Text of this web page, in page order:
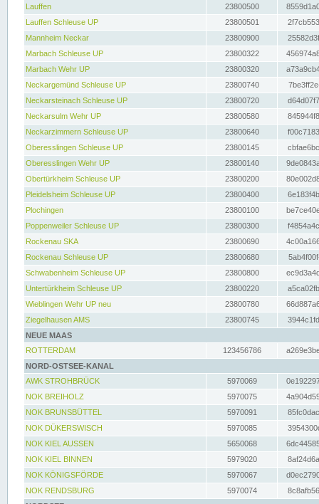
Lauffen
23800500
Lauffen Schleuse UP
23800501
Mannheim Neckar
23800900
Marbach Schleuse UP
23800322
Marbach Wehr UP
23800320
Neckargemünd Schleuse UP
23800740
Neckarsteinach Schleuse UP
23800720
Neckarsulm Wehr UP
23800580
Neckarzimmern Schleuse UP
23800640
Oberesslingen Schleuse UP
23800145
Oberesslingen Wehr UP
23800140
Obertürkheim Schleuse UP
23800200
Pleidelsheim Schleuse UP
23800400
Plochingen
23800100
Poppenweiler Schleuse UP
23800300
Rockenau SKA
23800690
Rockenau Schleuse UP
23800680
Schwabenheim Schleuse UP
23800800
Untertürkheim Schleuse UP
23800220
Wieblingen Wehr UP neu
23800780
Ziegelhausen AMS
23800745
NEUE MAAS
ROTTERDAM
123456786
NORD-OSTSEE-KANAL
AWK STROHBRÜCK
5970069
NOK BREIHOLZ
5970075
NOK BRUNSBÜTTEL
5970091
NOK DÜKERSWISCH
5970085
NOK KIEL AUSSEN
5650068
NOK KIEL BINNEN
5979020
NOK KÖNIGSFÖRDE
5970067
NOK RENDSBURG
5970074